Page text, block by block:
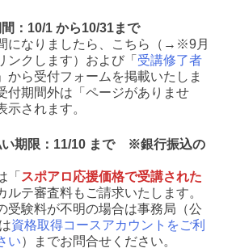
：10/1 から10/31まで
になりましたら、こちら（→※9月
ンクします）および「 受講修了者
」から受付フォームを掲載いたしま
付期間外は「ページがありませ
示されます。
い期限：11/10 まで ※銀行振込の
「 スポアロ応援価格で受講された
ルテ審査料もご請求いたします。
受験料が不明の場合は事務局（公
資格取得コースアカウントをご利
い）までお問合せください。